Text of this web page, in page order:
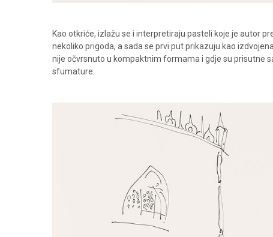
Kao otkriće, izlažu se i interpretiraju pasteli koje je autor
nekoliko prigoda, a sada se prvi put prikazuju kao
nije očvrsnuto u kompaktnim formama i gdje su prisutne
sfumature.